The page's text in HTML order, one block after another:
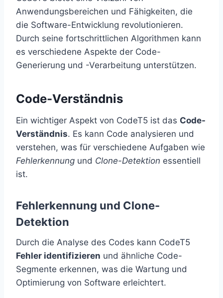
Anwendungsbereichen und Fähigkeiten, die
die Software-Entwicklung revolutionieren.
Durch seine fortschrittlichen Algorithmen kann
es verschiedene Aspekte der Code-
Generierung und -Verarbeitung unterstützen.
Code-Verständnis
Ein wichtiger Aspekt von CodeT5 ist das Code-
Verständnis. Es kann Code analysieren und
verstehen, was für verschiedene Aufgaben wie
Fehlerkennung und Clone-Detektion essentiell
ist.
Fehlerkennung und Clone-
Detektion
Durch die Analyse des Codes kann CodeT5
Fehler identifizieren und ähnliche Code-
Segmente erkennen, was die Wartung und
Optimierung von Software erleichtert.